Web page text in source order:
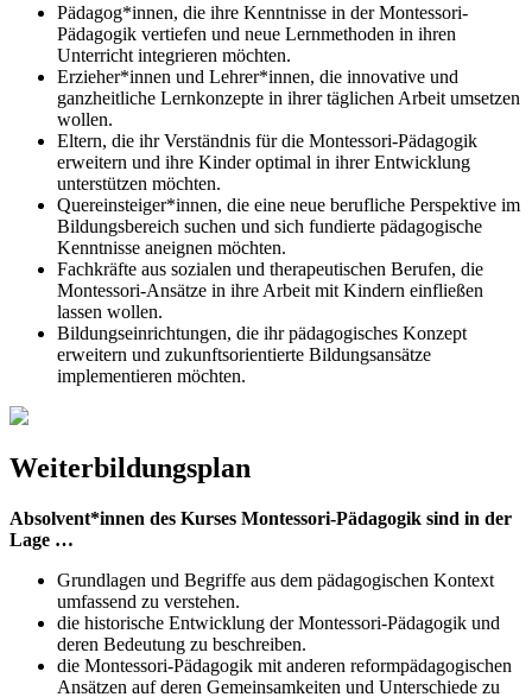
Pädagog*innen, die ihre Kenntnisse in der Montessori-
Pädagogik vertiefen und neue Lernmethoden in ihren
Unterricht integrieren möchten.
Erzieher*innen und Lehrer*innen, die innovative und
ganzheitliche Lernkonzepte in ihrer täglichen Arbeit umsetzen
wollen.
Eltern, die ihr Verständnis für die Montessori-Pädagogik
erweitern und ihre Kinder optimal in ihrer Entwicklung
unterstützen möchten.
Quereinsteiger*innen, die eine neue berufliche Perspektive im
Bildungsbereich suchen und sich fundierte pädagogische
Kenntnisse aneignen möchten.
Fachkräfte aus sozialen und therapeutischen Berufen, die
Montessori-Ansätze in ihre Arbeit mit Kindern einfließen
lassen wollen.
Bildungseinrichtungen, die ihr pädagogisches Konzept
erweitern und zukunftsorientierte Bildungsansätze
implementieren möchten.
Weiterbildungsplan
Absolvent*innen des Kurses Montessori-Pädagogik sind in der
Lage …
Grundlagen und Begriffe aus dem pädagogischen Kontext
umfassend zu verstehen.
die historische Entwicklung der Montessori-Pädagogik und
deren Bedeutung zu beschreiben.
die Montessori-Pädagogik mit anderen reformpädagogischen
Ansätzen auf deren Gemeinsamkeiten und Unterschiede zu